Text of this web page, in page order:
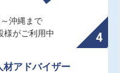
沖縄まで
様がご利用中
材アドバイザー